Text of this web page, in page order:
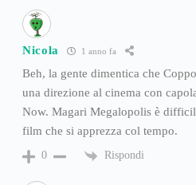
Nicola 1 anno fa
Beh, la gente dimentica che
una direzione al cinema con
Now. Magari Megalopolis è
film che si apprezza col tempo.
0 Rispondi